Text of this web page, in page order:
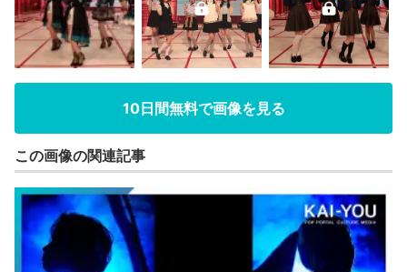
10日間無料で画像を見る
この画像の関連記事